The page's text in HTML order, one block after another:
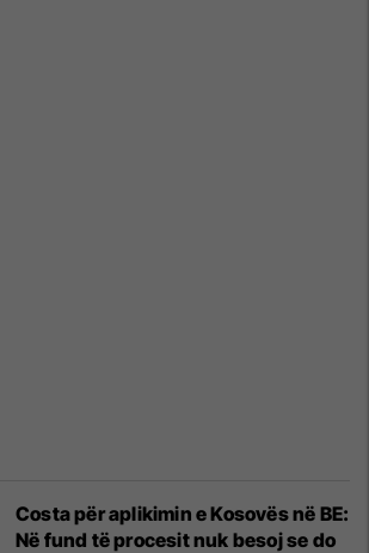
Costa për aplikimin e Kosovës në BE:
Në fund të procesit nuk besoj se do